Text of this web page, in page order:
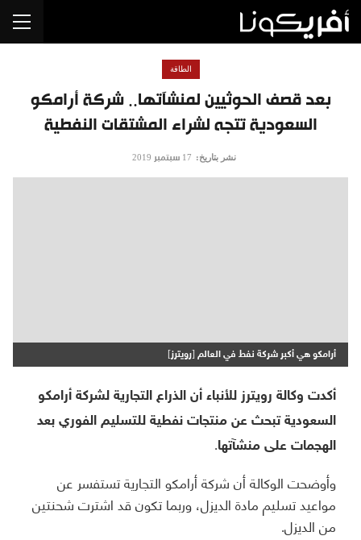
بعد قصف الحوثيين لمنشآتها.. شركة أرامكو
السعودية تتجه لشراء المشتقات النفطية
الطاقة
نشر بتاريخ: 17 سبتمبر 2019
أرامكو هي أكبر شركة نفط في العالم [رويترز]
أكدت وكالة رويترز للأنباء أن الذراع التجارية لشركة أرامكو
السعودية تبحث عن منتجات نفطية للتسليم الفوري بعد
الهجمات على منشآتها.
وأوضحت الوكالة أن شركة أرامكو التجارية تستفسر عن
مواعيد تسليم مادة الديزل، وربما تكون قد اشترت شحنتين
من الديزل.